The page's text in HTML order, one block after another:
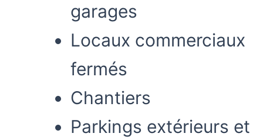
garages
Locaux commerciaux
fermés
Chantiers
Parkings extérieurs et